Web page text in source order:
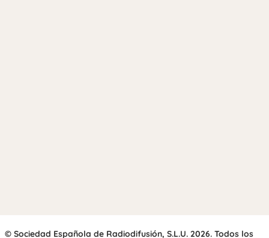
© Sociedad Española de Radiodifusión, S.L.U. 2026. Todos los